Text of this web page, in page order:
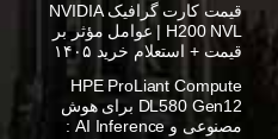
قیمت کارت گرافیک NVIDIA
H200 NVL | عوامل مؤثر بر
قیمت + استعلام خرید ۱۴۰۵
HPE ProLiant Compute
DL580 Gen12 برای هوش
مصنوعی و AI Inference :